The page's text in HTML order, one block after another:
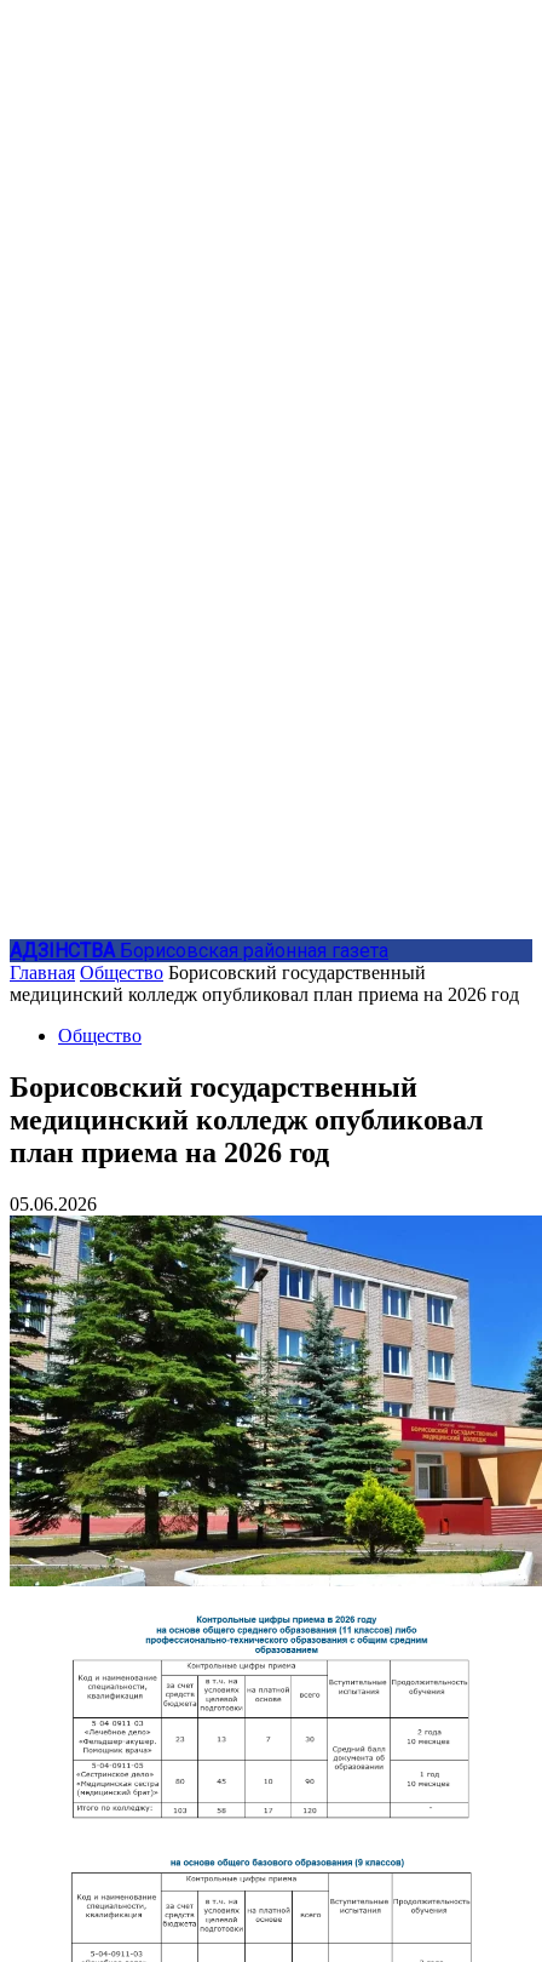
АДЗIНСТВА Борисовская районная газета
Главная Общество Борисовский государственный
медицинский колледж опубликовал план приема на 2026 год
Общество
Борисовский государственный
медицинский колледж опубликовал
план приема на 2026 год
05.06.2026